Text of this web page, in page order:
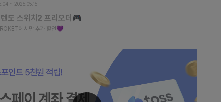
~ 2025.05.15
도 스위치2 프리오더🎮
에서만 추가 할인💜